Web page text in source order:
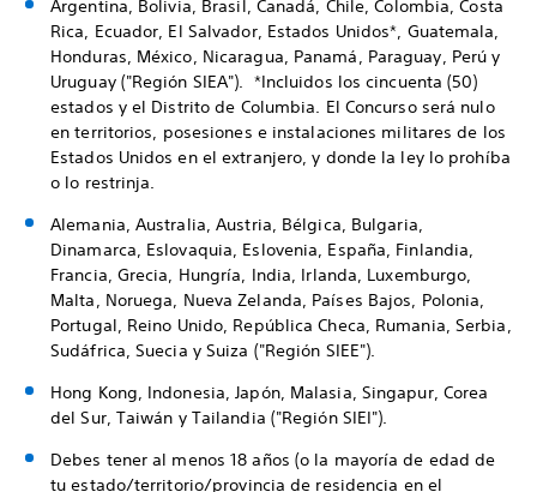
Argentina, Bolivia, Brasil, Canadá, Chile, Colombia, Costa
Rica, Ecuador, El Salvador, Estados Unidos*, Guatemala,
Honduras, México, Nicaragua, Panamá, Paraguay, Perú y
Uruguay ("Región SIEA"). *Incluidos los cincuenta (50)
estados y el Distrito de Columbia. El Concurso será nulo
en territorios, posesiones e instalaciones militares de los
Estados Unidos en el extranjero, y donde la ley lo prohíba
o lo restrinja.
Alemania, Australia, Austria, Bélgica, Bulgaria,
Dinamarca, Eslovaquia, Eslovenia, España, Finlandia,
Francia, Grecia, Hungría, India, Irlanda, Luxemburgo,
Malta, Noruega, Nueva Zelanda, Países Bajos, Polonia,
Portugal, Reino Unido, República Checa, Rumania, Serbia,
Sudáfrica, Suecia y Suiza ("Región SIEE").
Hong Kong, Indonesia, Japón, Malasia, Singapur, Corea
del Sur, Taiwán y Tailandia ("Región SIEI").
Debes tener al menos 18 años (o la mayoría de edad de
tu estado/territorio/provincia de residencia en el